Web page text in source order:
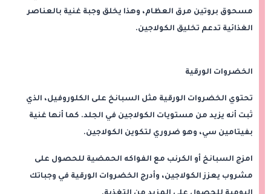
مسحوق بروتين مرق العظام، وهذا يخلق وجبة غنية بالعناصر
الغذائية تدعم تخليق الكولاجين.
الخضروات الورقية
تحتوي الخضروات الورقية مثل السبانخ على الكلوروفيل، الذي
ثبت أنه يزيد من مستويات الكولاجين في الجلد. كما أنها غنية
بفيتامين سي، وهو ضروري لتكوين الكولاجين.
امزج السبانخ أو الكرنب مع الفواكه الحمضية للحصول على
مشروب يعزز الكولاجين، وأدرج الخضروات الورقية في وجباتك